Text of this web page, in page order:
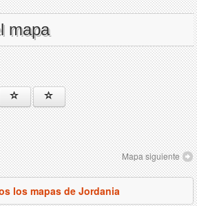
mapa
Mapa siguiente
los mapas de Jordania